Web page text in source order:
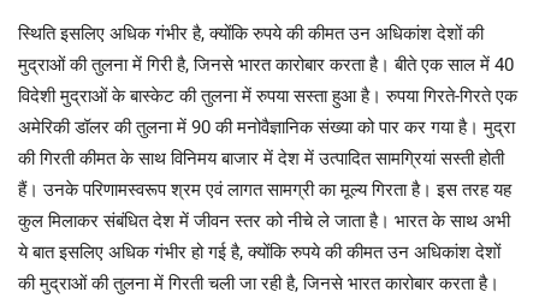
स्थिति इसलिए अधिक गंभीर है, क्योंकि रुपये की कीमत उन अधिकांश देशों की
मुद्राओं की तुलना में गिरी है, जिनसे भारत कारोबार करता है। बीते एक साल में 40
विदेशी मुद्राओं के बास्केट की तुलना में रुपया सस्ता हुआ है। रुपया गिरते-गिरते एक
अमेरिकी डॉलर की तुलना में 90 की मनोवैज्ञानिक संख्या को पार कर गया है। मुद्रा
की गिरती कीमत के साथ विनिमय बाजार में देश में उत्पादित सामग्रियां सस्ती होती
हैं। उनके परिणामस्वरूप श्रम एवं लागत सामग्री का मूल्य गिरता है। इस तरह यह
कुल मिलाकर संबंधित देश में जीवन स्तर को नीचे ले जाता है। भारत के साथ अभी
ये बात इसलिए अधिक गंभीर हो गई है, क्योंकि रुपये की कीमत उन अधिकांश देशों
की मुद्राओं की तुलना में गिरती चली जा रही है, जिनसे भारत कारोबार करता है।